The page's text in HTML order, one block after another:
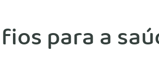
para a